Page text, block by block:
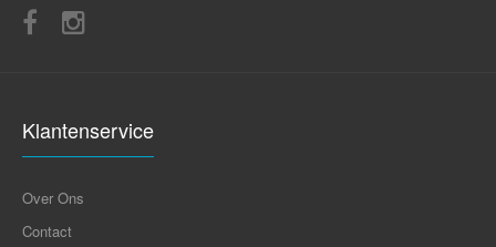
Klantenservice
Over Ons
Contact